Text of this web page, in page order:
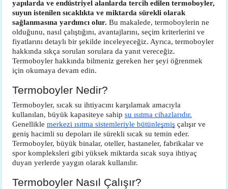
yapılarda ve endüstriyel alanlarda tercih edilen termoboyler,
suyun istenilen sıcaklıkta ve miktarda sürekli olarak
sağlanmasına yardımcı olur. Bu makalede, termoboylerin ne
olduğunu, nasıl çalıştığını, avantajlarını, seçim kriterlerini ve
fiyatlarını detaylı bir şekilde inceleyeceğiz. Ayrıca, termoboyler
hakkında sıkça sorulan sorulara da yanıt vereceğiz.
Termoboyler hakkında bilmeniz gereken her şeyi öğrenmek
için okumaya devam edin.
Termoboyler Nedir?
Termoboyler, sıcak su ihtiyacını karşılamak amacıyla
kullanılan, büyük kapasiteye sahip su ısıtma cihazlarıdır.
Genellikle merkezi ısıtma sistemleriyle bütünleşmiş çalışır ve
geniş hacimli su depoları ile sürekli sıcak su temin eder.
Termoboyler, büyük binalar, oteller, hastaneler, fabrikalar ve
spor kompleksleri gibi yüksek miktarda sıcak suya ihtiyaç
duyan yerlerde yaygın olarak kullanılır.
Termoboyler Nasıl Çalışır?